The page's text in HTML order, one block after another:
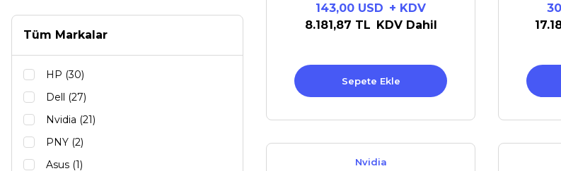
Tüm Markalar
HP (30)
Dell (27)
Nvidia (21)
PNY (2)
Asus (1)
143,00 USD + KDV
8.181,87 TL KDV Dahil
Sepete Ekle
Nvidia